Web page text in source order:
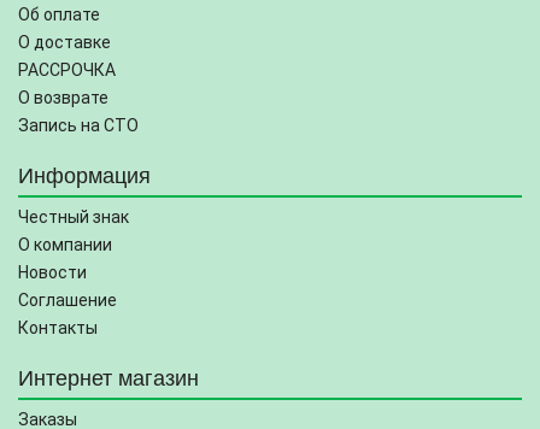
Об оплате
О доставке
РАССРОЧКА
О возврате
Запись на СТО
Информация
Честный знак
О компании
Новости
Соглашение
Контакты
Интернет магазин
Заказы